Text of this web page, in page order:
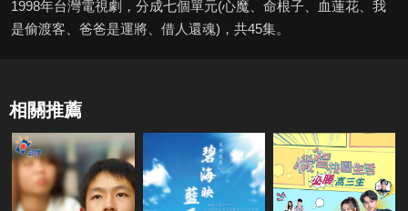
1998年台灣電視劇，分成七個單元(心魔、命根子、血蓮花、我
是偷渡客、爸爸是運將、借人還魂)，共45集。
相關推薦